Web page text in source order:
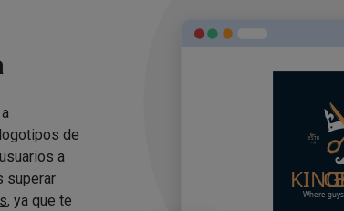
de
a
superar
, ya que te